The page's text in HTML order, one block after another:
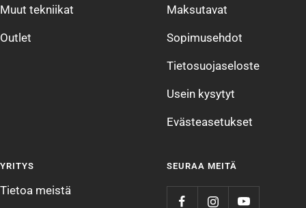
Muut tekniikat
Outlet
Maksutavat
Sopimusehdot
Tietosuojaseloste
Usein kysytyt
Evästeasetukset
YRITYS
Tietoa meistä
SEURAA MEITÄ